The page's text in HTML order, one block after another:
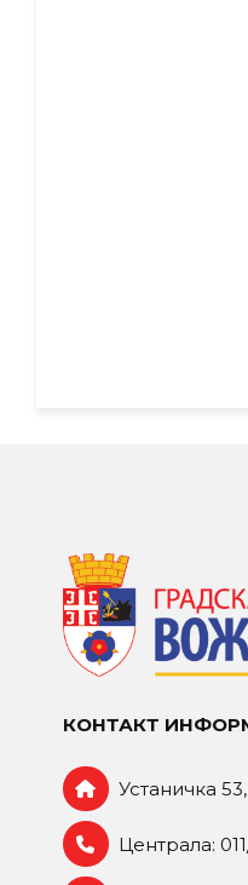
КОНТАКТ
Устаничка
Централа: